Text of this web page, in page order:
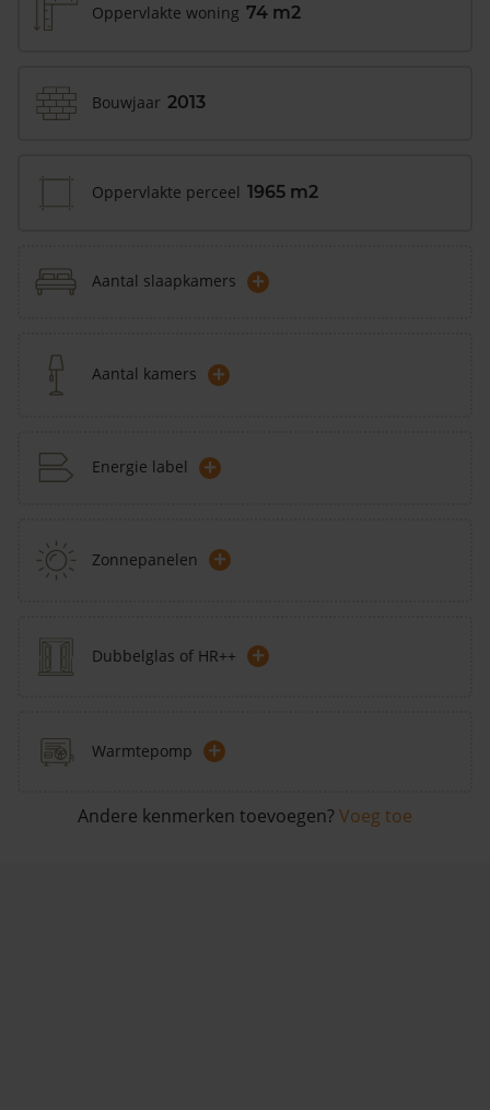
Oppervlakte woning 74 m2
Bouwjaar 2013
Oppervlakte perceel 1965 m2
Aantal slaapkamers +
Aantal kamers +
Energie label +
Zonnepanelen +
Dubbelglas of HR++ +
Warmtepomp +
Andere kenmerken toevoegen? Voeg toe